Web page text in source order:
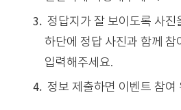
정답지가 잘 보이도록 사진
하단에 정답 사진과 함께 참
입력해주세요.
정보 제출하면 이벤트 참여